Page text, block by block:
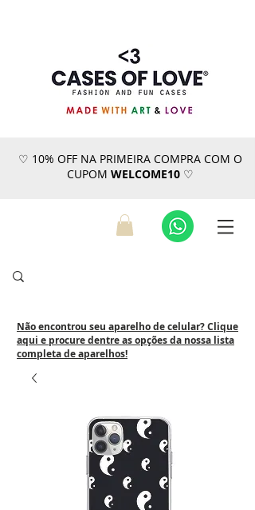
♡ 10% OFF NA PRIMEIRA COMPRA COM O
CUPOM WELCOME10♡
Não encontrou seu aparelho de celular? Clique
aqui e procure dentre as opções da nossa lista
completa de aparelhos!